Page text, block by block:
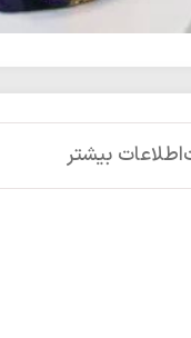
اطلاعات بیشتر